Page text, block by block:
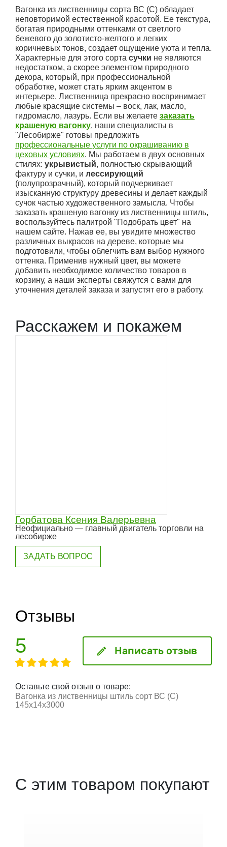
Вагонка из лиственницы сорта ВС (С) обладает
неповторимой естественной красотой. Ее текстура,
богатая природными оттенками от светлого
бежевого до золотисто-желтого и легких
коричневых тонов, создает ощущение уюта и тепла.
Характерные для этого сорта сучки не являются
недостатком, а скорее элементом природного
декора, который, при профессиональной
обработке, может стать ярким акцентом в
интерьере. Лиственница прекрасно воспринимает
любые красящие системы – воск, лак, масло,
гидромасло, лазурь. Если вы желаете заказать
крашеную вагонку, наши специалисты в
"Лесобирже" готовы предложить
профессиональные услуги по окрашиванию в
цеховых условиях. Мы работаем в двух основных
стилях: укрывистый, полностью скрывающий
фактуру и сучки, и лессирующий
(полупрозрачный), который подчеркивает
изысканную структуру древесины и делает каждый
сучок частью художественного замысла. Чтобы
заказать крашеную вагонку из лиственницы штиль,
воспользуйтесь палитрой "Подобрать цвет" на
нашем сайте. Нажав ее, вы увидите множество
различных выкрасов на дереве, которые мы
подготовили, чтобы облегчить вам выбор нужного
оттенка. Применив нужный цвет, вы можете
добавить необходимое количество товаров в
корзину, а наши эксперты свяжутся с вами для
уточнения деталей заказа и запустят его в работу.
Расскажем и покажем
Горбатова Ксения Валерьевна
Неофициально — главный двигатель торговли на
лесобирже
ЗАДАТЬ ВОПРОС
Отзывы
5 Написать отзыв
Оставьте свой отзыв о товаре:
Вагонка из лиственницы штиль сорт ВС (С)
145x14x3000